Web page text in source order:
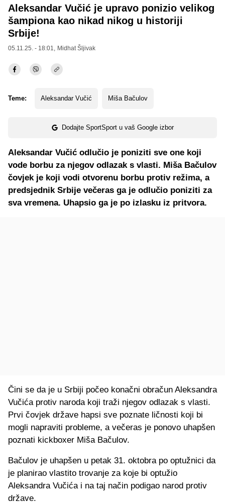
Aleksandar Vučić je upravo ponizio velikog
šampiona kao nikad nikog u historiji
Srbije!
05.11.25. - 18:01, Midhat Šljivak
Teme: Aleksandar Vučić Miša Bačulov
Dodajte SportSport u vaš Google izbor
Aleksandar Vučić odlučio je poniziti sve one koji
vode borbu za njegov odlazak s vlasti. Miša Bačulov
čovjek je koji vodi otvorenu borbu protiv režima, a
predsjednik Srbije večeras ga je odlučio poniziti za
sva vremena. Uhapsio ga je po izlasku iz pritvora.
Čini se da je u Srbiji počeo konačni obračun Aleksandra
Vučića protiv naroda koji traži njegov odlazak s vlasti.
Prvi čovjek države hapsi sve poznate ličnosti koji bi
mogli napraviti probleme, a večeras je ponovo uhapšen
poznati kickboxer Miša Bačulov.
Bačulov je uhapšen u petak 31. oktobra po optužnici da
je planirao vlastito trovanje za koje bi optužio
Aleksandra Vučića i na taj način podigao narod protiv
države.